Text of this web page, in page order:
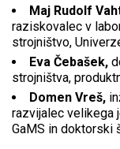
Maj Rudolf
raziskovalec v
strojništvo,
Eva Čebašek,
strojništva,
Domen Vreš,
razvijalec velikega
GaMS in doktorski